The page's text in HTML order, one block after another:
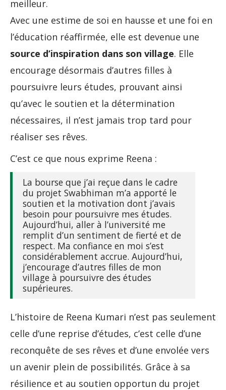
meilleur.
Avec une estime de soi en hausse et une foi en
l’éducation réaffirmée, elle est devenue une
source d’inspiration dans son village. Elle
encourage désormais d’autres filles à
poursuivre leurs études, prouvant ainsi
qu’avec le soutien et la détermination
nécessaires, il n’est jamais trop tard pour
réaliser ses rêves.
C’est ce que nous exprime Reena :
La bourse que j’ai reçue dans le cadre
du projet Swabhiman m’a apporté le
soutien et la motivation dont j’avais
besoin pour poursuivre mes études.
Aujourd’hui, aller à l’université me
remplit d’un sentiment de fierté et de
respect. Ma confiance en moi s’est
considérablement accrue. Aujourd’hui,
j’encourage d’autres filles de mon
village à poursuivre des études
supérieures.
L’histoire de Reena Kumari n’est pas seulement
celle d’une reprise d’études, c’est celle d’une
reconquête de ses rêves et d’une envolée vers
un avenir plein de possibilités. Grâce à sa
résilience et au soutien opportun du projet